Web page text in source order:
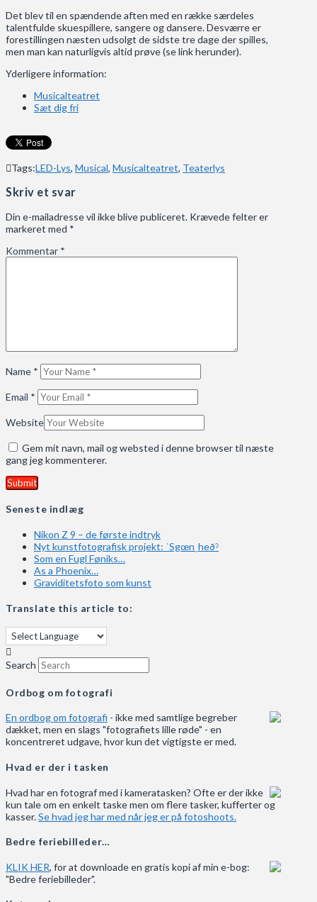
Det blev til en spændende aften med en række særdeles
talentfulde skuespillere, sangere og dansere. Desværre er
forestillingen næsten udsolgt de sidste tre dage der spilles,
men man kan naturligvis altid prøve (se link herunder).
Yderligere information:
Musicalteatret
Sæt dig fri
Tags:LED-Lys, Musical, Musicalteatret, Teaterlys
Skriv et svar
Din e-mailadresse vil ikke blive publiceret. Krævede felter er
markeret med *
Kommentar *
Name *
Email *
Website
Gem mit navn, mail og websted i denne browser til næste
gang jeg kommenterer.
Seneste indlæg
Nikon Z 9 – de første indtryk
Nyt kunstfotografisk projekt: ˈSgœnˌheðˀ
Som en Fugl Føniks…
As a Phoenix…
Graviditetsfoto som kunst
Translate this article to:
Search
Ordbog om fotografi
En ordbog om fotografi - ikke med samtlige begreber
dækket, men en slags "fotografiets lille røde" - en
koncentreret udgave, hvor kun det vigtigste er med.
Hvad er der i tasken
Hvad har en fotograf med i kameratasken? Ofte er der ikke
kun tale om en enkelt taske men om flere tasker, kufferter og
kasser.Se hvad jeg har med når jeg er på fotoshoots.
Bedre feriebilleder…
KLIK HER, for at downloade en gratis kopi af min e-bog:
"Bedre feriebilleder".